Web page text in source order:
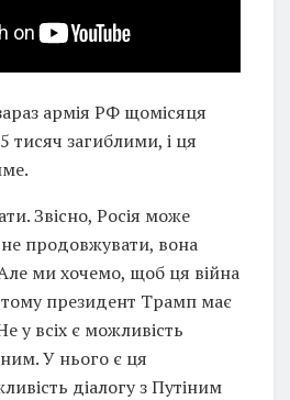
армія РФ щомісяця
тисяч загиблими, і ця
Звісно, Росія може
продовжувати, вона
ми хочемо, щоб ця війна
тому президент Трамп має
у всіх є можливість
У нього є ця
діалогу з Путіним